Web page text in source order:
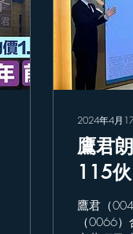
2024年4月
鷹君
115
元、
25%
鷹君（
（0066